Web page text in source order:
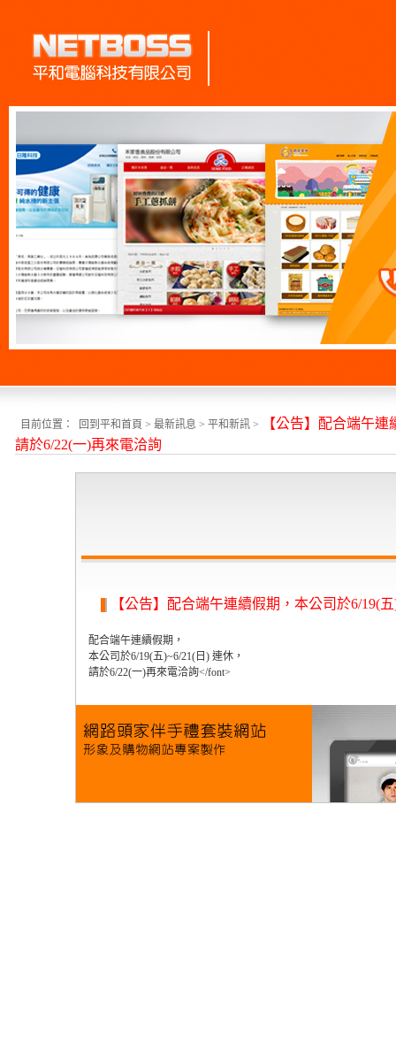
目前位置： 回到平和首頁 > 最新訊息 > 平和新訊 >
【公告】配合端午
請於6/22(一)再來電洽詢
【公告】配合端午連續假期，本公司於6/19(
配合端午連續假期，
本公司於6/19(五)~6/21(日) 連休，
請於6/22(一)再來電洽詢</font>